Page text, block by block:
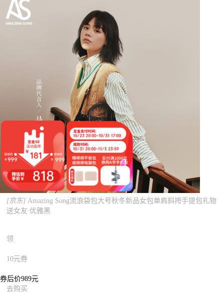
[京东] Amazing Song流浪袋包大号秋冬新品女包单肩斜挎手提包礼物
送女友 优雅黑
领
10元券
券后价989元
去购买